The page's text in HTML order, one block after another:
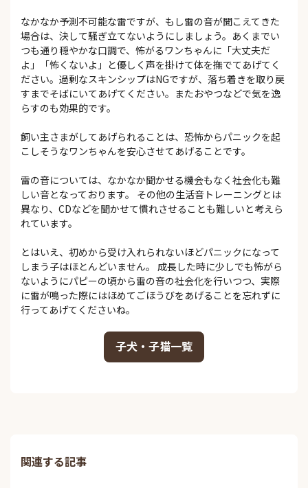
なかなか予測不可能な雷ですが、もし雷の音が聞こえてきた
場合は、決して騒ぎ立てないようにしましょう。あくまでい
つも通り穏やかな口調で、怖がるワンちゃんに「大丈夫だ
よ」「怖くないよ」と優しく声を掛けて体を撫でてあげてく
ださい。過剰なスキンシップはNGですが、落ち着きを取り戻
すまでそばにいてあげてください。またおやつなどで気を逸
らすのも効果的です。
飼い主さまがしてあげられることは、恐怖からパニックを起
こしそうなワンちゃんを安心させてあげることです。
雷の音については、なかなか聞かせる機会もなく社会化も難
しい音となっております。 その他の生活音トレーニングとは
異なり、CDなどを聞かせて慣れさせることも難しいと考えら
れています。
とはいえ、初めから受け入れられないほどパニックになって
しまう子はほとんどいません。 成長した時に少しでも怖がら
ないようにパピーの頃から雷の音の社会化を行いつつ、実際
に雷が鳴った際にはほめてごほうびをあげることを忘れずに
行ってあげてくださいね。
子犬・子猫一覧
関連する記事